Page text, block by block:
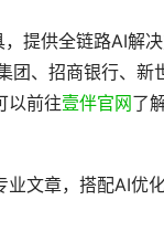
提供全链路AI解
、招商银行、新
以前往壹伴官网了
文章，搭配AI优